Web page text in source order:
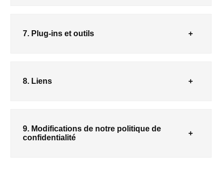
7. Plug-ins et outils
8. Liens
9. Modifications de notre politique de
confidentialité